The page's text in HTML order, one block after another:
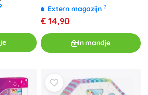
?
Extern magazijn ?
€ 14,90
In mandje